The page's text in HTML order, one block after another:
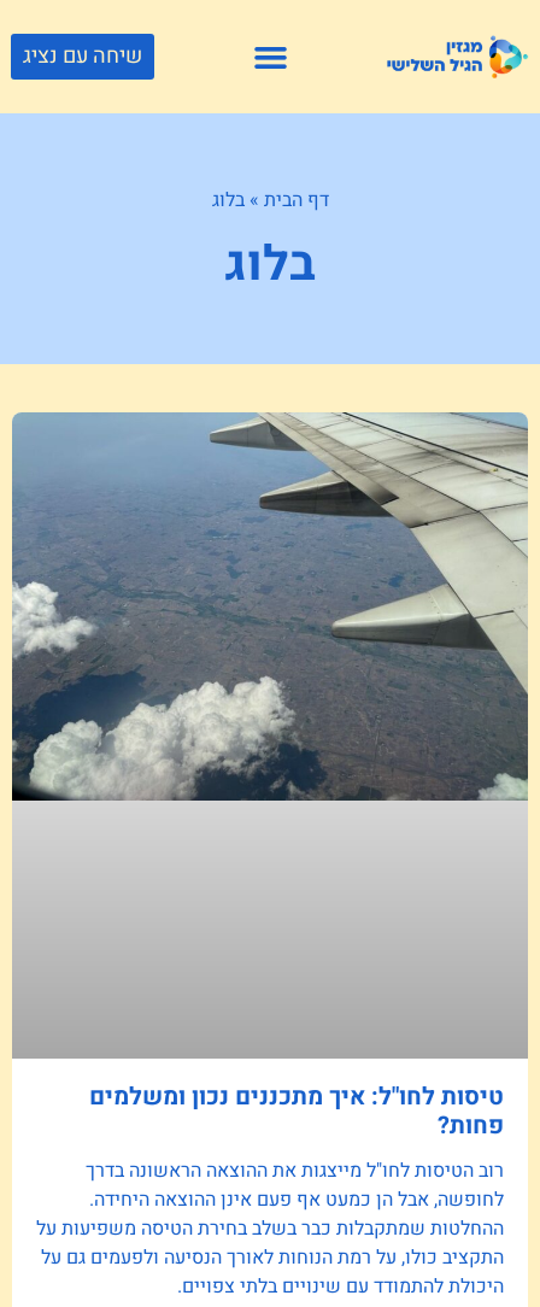
שיחה עם נציג
דף הבית »בלוג
בלוג
טיסות לחו"ל: איך מתכננים נכון ומשלמים
פחות?
רוב הטיסות לחו"ל מייצגות את ההוצאה הראשונה בדרך
לחופשה, אבל הן כמעט אף פעם אינן ההוצאה היחידה.
ההחלטות שמתקבלות כבר בשלב בחירת הטיסה משפיעות על
התקציב כולו, על רמת הנוחות לאורך הנסיעה ולפעמים גם על
היכולת להתמודד עם שינויים בלתי צפויים.